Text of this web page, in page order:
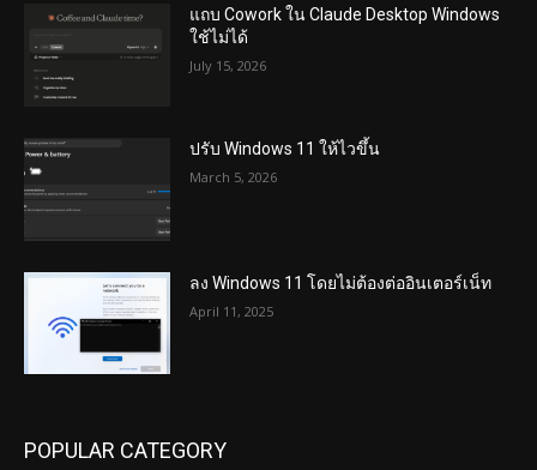
แถบ Cowork ใน Claude Desktop Windows
ใช้ไม่ได้
July 15, 2026
ปรับ Windows 11 ให้ไวขึ้น
March 5, 2026
ลง Windows 11 โดยไม่ต้องต่ออินเตอร์เน็ท
April 11, 2025
POPULAR CATEGORY